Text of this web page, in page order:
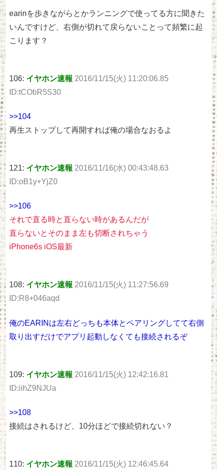
earinを歩きながらとかランニングで使ってる方に聞きた
いんですけど、右側が切れて戻らないことって頻繁に起
こります？
106: イヤホン速報 2016/11/15(火) 11:20:06.85
ID:tCObR5S30
>>104
再生ストップして再開すれば俺の場合なおるよ
121: イヤホン速報 2016/11/16(水) 00:43:48.63
ID:oB1y+YjZ0
>>106
それで直る時と直らない時があるんだが
直らないとそのまま左も切断されちゃう
iPhone6s iOS最新
108: イヤホン速報 2016/11/15(火) 11:27:56.69
ID:R8+046aqd
俺のEARINは左右どっちも本体とペアリングしてて右側
取り出すだけでアプリ起動しなくても接続されるぞ
109: イヤホン速報 2016/11/15(火) 12:42:16.81
ID:iihZ9NJUa
>>108
接続はされるけど、10分ほどで接続切れない？
110: イヤホン速報 2016/11/15(火) 12:46:45.64